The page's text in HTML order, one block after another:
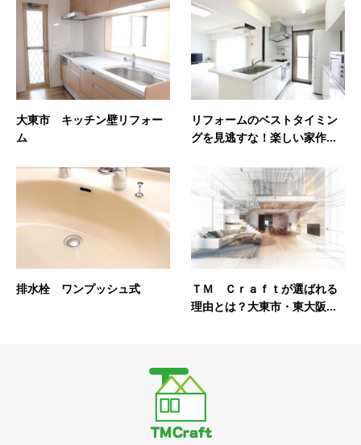
大東市 キッチン壁リフォー
ム
リフォームのベストタイミン
グを見逃すな！楽しい家作...
排水栓 ワンプッシュ式
ＴＭ Ｃｒａｆｔが選ばれる
理由とは？大東市・東大阪...